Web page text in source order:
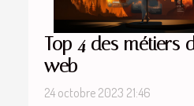
Top 4 des métiers
web
24 octobre 2023 21:46